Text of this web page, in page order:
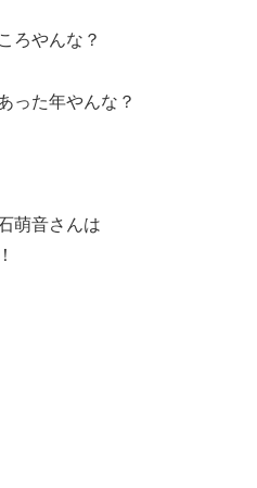
ろやんな？
った年やんな？
萌音さんは